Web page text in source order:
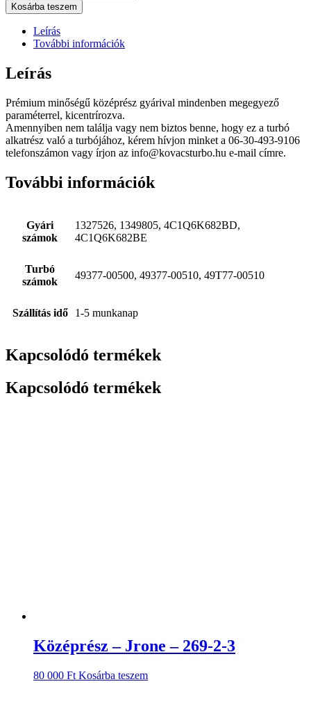
Kosárba teszem
Leírás
További információk
Leírás
Prémium minőségű középrész gyárival mindenben megegyező
paraméterrel, kicentrírozva.
Amennyiben nem találja vagy nem biztos benne, hogy ez a turbó
alkatrész való a turbójához, kérem hívjon minket a 06-30-493-9106
telefonszámon vagy írjon az info@kovacsturbo.hu e-mail címre.
További információk
Gyári
számok
1327526, 1349805, 4C1Q6K682BD,
4C1Q6K682BE
Turbó
számok
49377-00500, 49377-00510, 49T77-00510
Szállítás idő 1-5 munkanap
Kapcsolódó termékek
Kapcsolódó termékek
Középrész – Jrone – 269-2-3
80 000 Ft Kosárba teszem